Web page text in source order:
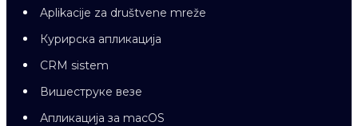
Aplikacije za društvene mreže
Курирска апликација
CRM sistem
Вишеструке везе
Апликација за macOS